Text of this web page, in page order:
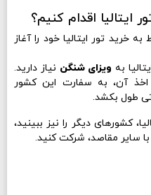
ایتالیا اقدام کنیم؟
به خرید تور ایتالیا خود را آغاز
به ویزای شنگن نیاز دارید.
اخذ آن، به سفارت این کشور
طول بکشد.
کشورهای دیگر را نیز ببینید،
با سایر مقاصد، شرکت کنید.